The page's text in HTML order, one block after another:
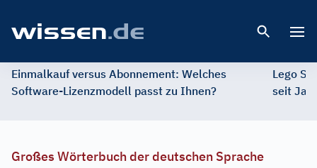
Einmalkauf versus Abonnement: Welches
Software-Lizenzmodell passt zu Ihnen?
Lego
seit
Großes Wörterbuch der deutschen Sprache